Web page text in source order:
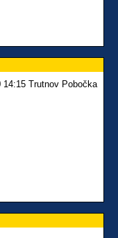
14:15 Trutnov Pobočka